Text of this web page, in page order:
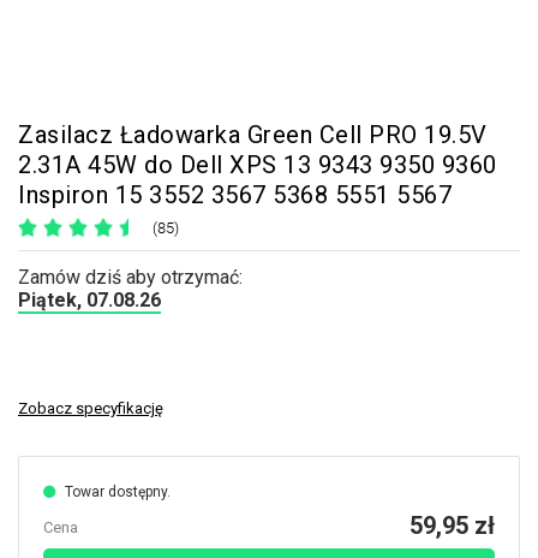
Zasilacz Ładowarka Green Cell PRO 19.5V
2.31A 45W do Dell XPS 13 9343 9350 9360
Inspiron 15 3552 3567 5368 5551 5567
(85)
Zamów dziś aby otrzymać:
Piątek, 07.08.26
Zobacz specyfikację
Towar dostępny.
Cena 59,95 zł